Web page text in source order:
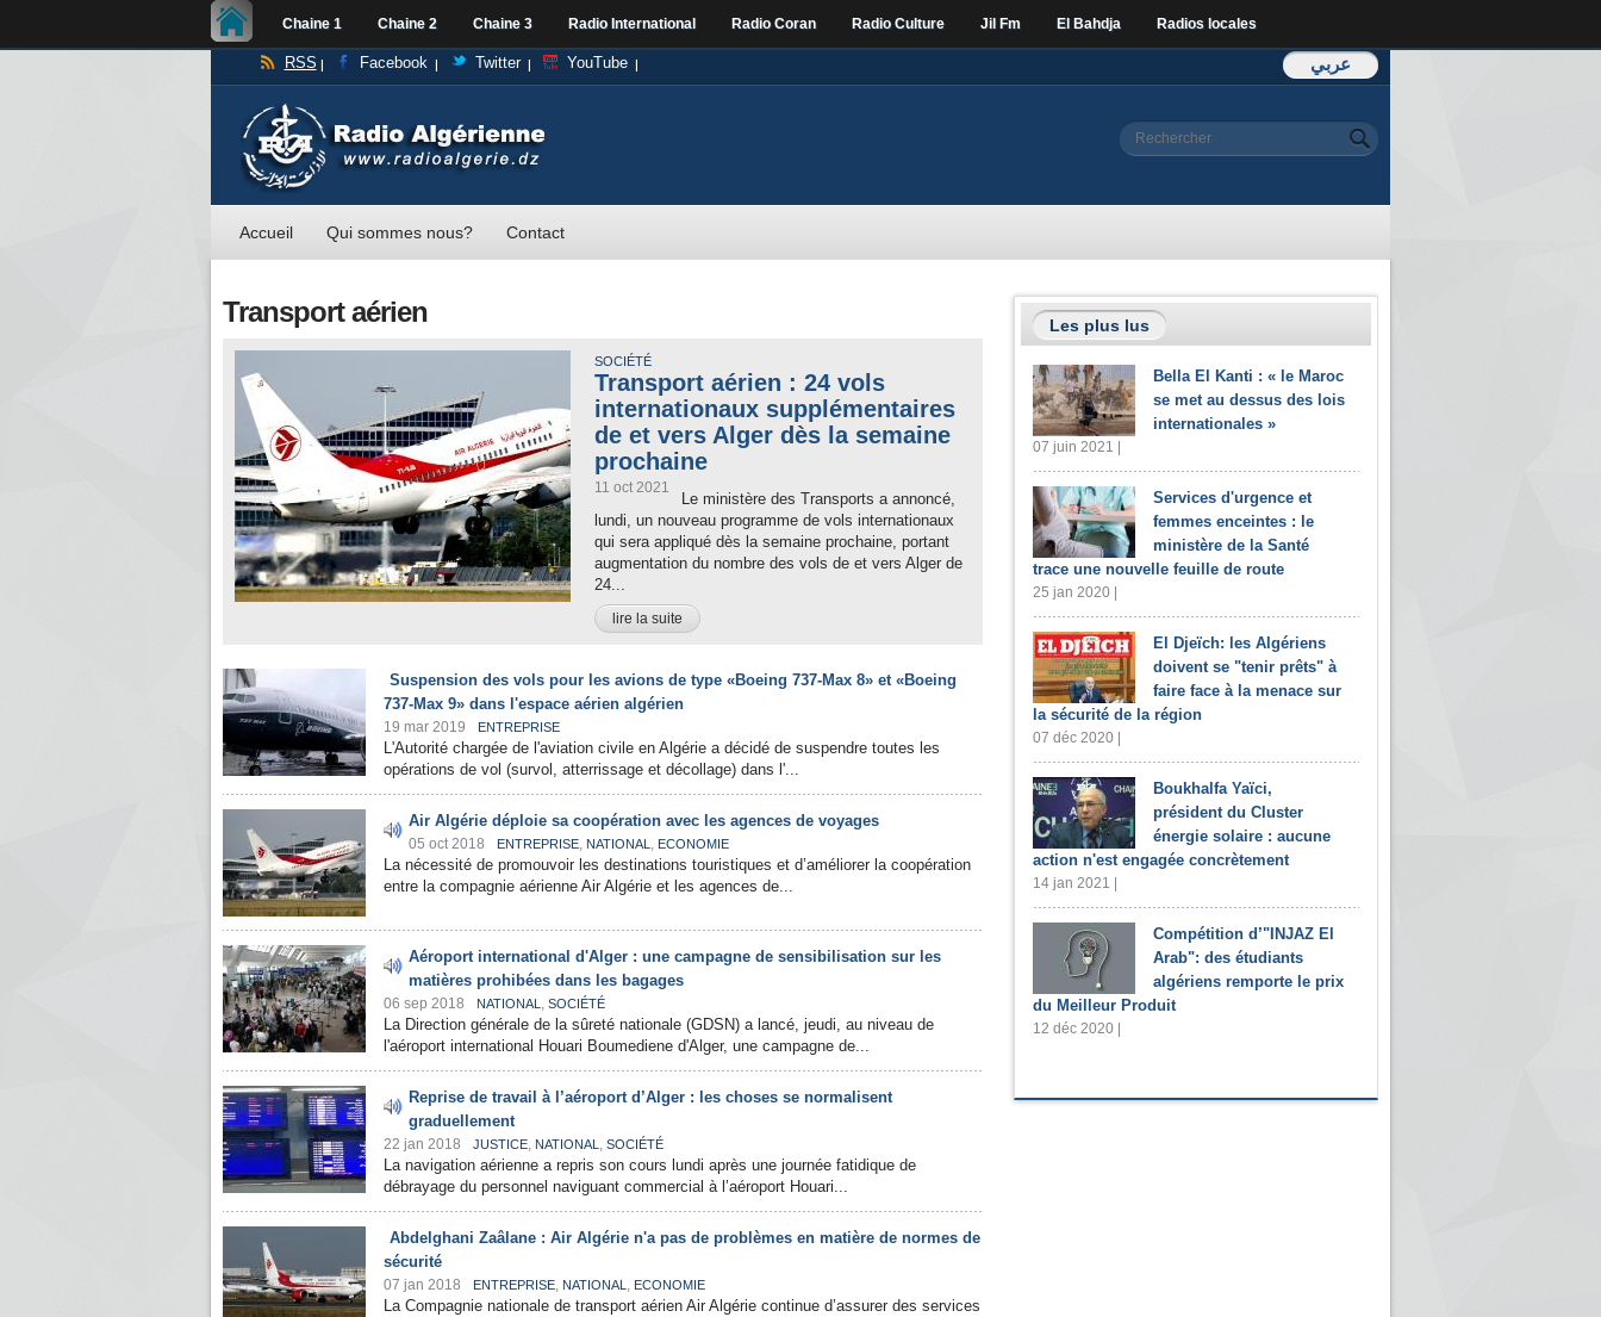
Chaine 1 Chaine 2 Chaine 3 Radio International Radio Coran Radio Culture Jil Fm El Bahdja Radios locales
عربي RSS Facebook Twitter YouTube
Formulaire de
Rechercher
Accueil Qui sommes nous? Contact
Transport aérien
SOCIÉTÉ
Transport aérien : 24 vols
internationaux supplémentaires
de et vers Alger dès la semaine
prochaine
11 oct 2021
Le ministère des Transports a annoncé,
lundi, un nouveau programme de vols internationaux
qui sera appliqué dès la semaine prochaine, portant
augmentation du nombre des vols de et vers Alger de
24...
lire la suite
Suspension des vols pour les avions de type «Boeing 737-Max 8» et «Boeing
737-Max 9» dans l'espace aérien algérien
19 mar 2019 ENTREPRISE
L'Autorité chargée de l'aviation civile en Algérie a décidé de suspendre toutes les
opérations de vol (survol, atterrissage et décollage) dans l'...
Air Algérie déploie sa coopération avec les agences de voyages
05 oct 2018 ENTREPRISE, NATIONAL , ECONOMIE
La nécessité de promouvoir les destinations touristiques et d’améliorer la coopération
entre la compagnie aérienne Air Algérie et les agences de...
Aéroport international d'Alger : une campagne de sensibilisation sur les
matières prohibées dans les bagages
06 sep 2018 NATIONAL , SOCIÉTÉ
La Direction générale de la sûreté nationale (GDSN) a lancé, jeudi, au niveau de
l'aéroport international Houari Boumediene d'Alger, une campagne de...
Reprise de travail à l’aéroport d’Alger : les choses se normalisent
graduellement
22 jan 2018 JUSTICE, NATIONAL , SOCIÉTÉ
La navigation aérienne a repris son cours lundi après une journée fatidique de
débrayage du personnel naviguant commercial à l’aéroport Houari...
Abdelghani Zaâlane : Air Algérie n'a pas de problèmes en matière de normes de
sécurité
07 jan 2018 ENTREPRISE, NATIONAL , ECONOMIE
La Compagnie nationale de transport aérien Air Algérie continue d’assurer des services
Les plus lus
Bella El Kanti : « le Maroc
se met au dessus des lois
internationales »
07 juin 2021 |
Services d'urgence et
femmes enceintes : le
ministère de la Santé
trace une nouvelle feuille de route
25 jan 2020 |
El Djeïch: les Algériens
doivent se "tenir prêts" à
faire face à la menace sur
la sécurité de la région
07 déc 2020 |
Boukhalfa Yaïci,
président du Cluster
énergie solaire : aucune
action n'est engagée concrètement
14 jan 2021 |
Compétition d’"INJAZ El
Arab": des étudiants
algériens remporte le prix
du Meilleur Produit
12 déc 2020 |